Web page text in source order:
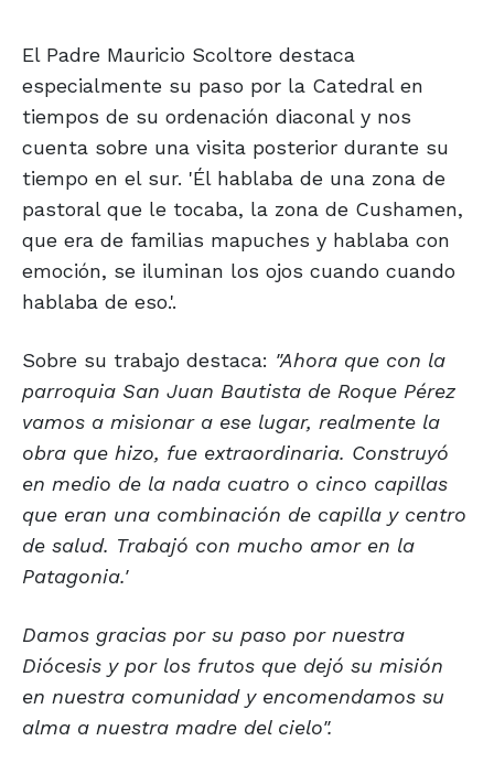
El Padre Mauricio Scoltore destaca
especialmente su paso por la Catedral en
tiempos de su ordenación diaconal y nos
cuenta sobre una visita posterior durante su
tiempo en el sur. 'Él hablaba de una zona de
pastoral que le tocaba, la zona de Cushamen,
que era de familias mapuches y hablaba con
emoción, se iluminan los ojos cuando cuando
hablaba de eso.'.
Sobre su trabajo destaca: "Ahora que con la
parroquia San Juan Bautista de Roque Pérez
vamos a misionar a ese lugar, realmente la
obra que hizo, fue extraordinaria. Construyó
en medio de la nada cuatro o cinco capillas
que eran una combinación de capilla y centro
de salud. Trabajó con mucho amor en la
Patagonia.'
Damos gracias por su paso por nuestra
Diócesis y por los frutos que dejó su misión
en nuestra comunidad y encomendamos su
alma a nuestra madre del cielo".